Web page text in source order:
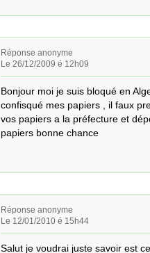
Réponse anonyme
Le 26/12/2009 é 12h09
Bonjour moi je suis bloqué en
confisqué mes papiers , il faux
vos papiers a la préfecture et
papiers bonne chance
Réponse anonyme
Le 12/01/2010 é 15h44
Salut je voudrai juste savoir est